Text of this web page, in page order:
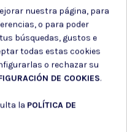
CQD M4 NAC-03 NEGRO
7,90 €
nuestra página, para
o para poder
búsquedas, gustos e
todas estas cookies
o rechazar su
DE COOKIES.
la POLÍTICA DE